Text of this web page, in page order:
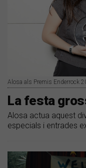
Alosa als Premis Enderrock
La festa
Alosa actua aquest
especials i entrades